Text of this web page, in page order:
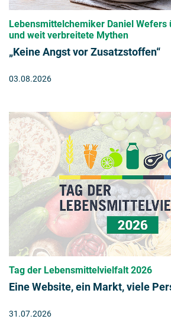
Lebensmittelchemiker Daniel
und weit verbreitete Mythen
„Keine Angst vor Zusatzstoffen“
03.08.2026
Tag der Lebensmittelvielfalt 2026
Eine Website, ein Markt, viele
31.07.2026